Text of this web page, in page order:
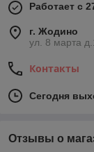
Работает с
г. Жодино
ул. 8 марта
Контакты
Сегодня
Отзывы о